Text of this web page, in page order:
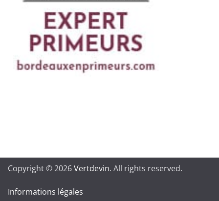
Copyright © 2026Vertdevin. All rights reserved.
Informations légales